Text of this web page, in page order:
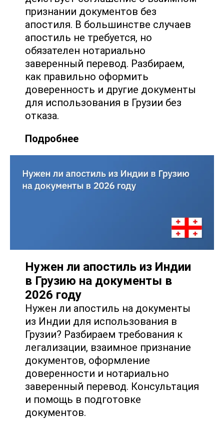
признании документов без
апостиля. В большинстве случаев
апостиль не требуется, но
обязателен нотариально
заверенный перевод. Разбираем,
как правильно оформить
доверенность и другие документы
для использования в Грузии без
отказа.
Подробнее
Нужен ли апостиль из Индии
в Грузию на документы в
2026 году
Нужен ли апостиль на документы
из Индии для использования в
Грузии? Разбираем требования к
легализации, взаимное признание
документов, оформление
доверенности и нотариально
заверенный перевод. Консультация
и помощь в подготовке
документов.